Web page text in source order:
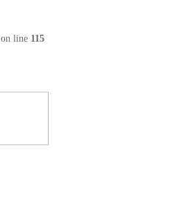
on line 115